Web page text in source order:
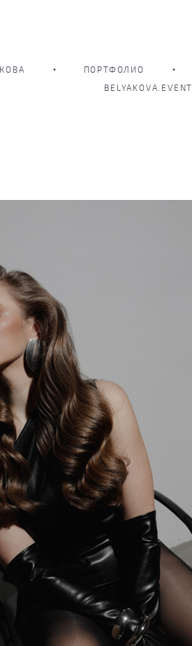
• ПОРТФОЛИО •
BELYAKOVA.EVENT